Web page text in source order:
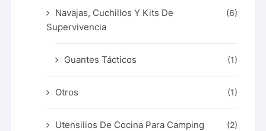
Navajas, Cuchillos Y Kits De
Supervivencia
(6)
Guantes Tácticos (1)
Otros (1)
Utensilios De Cocina Para Camping (2)